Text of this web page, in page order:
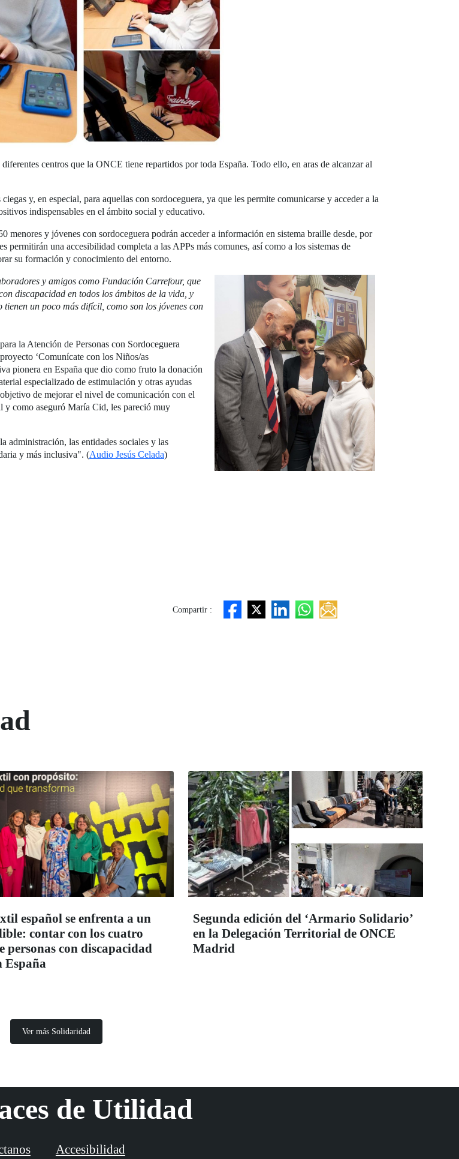
centros que la ONCE tiene repartidos por toda España. Todo ello, en aras de alcanzar al
y, en especial, para aquellas con sordoceguera, ya que les permite comunicarse y acceder a la
indispensables en el ámbito social y educativo.
y jóvenes con sordoceguera podrán acceder a información en sistema braille desde, por
una accesibilidad completa a las APPs más comunes, así como a los sistemas de
su formación y conocimiento del entorno.
y amigos como Fundación Carrefour, que
discapacidad en todos los ámbitos de la vida, y
un poco más difícil, como son los jóvenes con
la Atención de Personas con Sordoceguera
‘Comunícate con los Niños/as
pionera en España que dio como fruto la donación
especializado de estimulación y otras ayudas
de mejorar el nivel de comunicación con el
y como aseguró María Cid, les pareció muy
administración, las entidades sociales y las
y más inclusiva". (Audio Jesús Celada)
Compartir :
español se enfrenta a un
contar con los cuatro
personas con discapacidad
España
Segunda edición del ‘Armario Solidario’
en la Delegación Territorial de ONCE
Madrid
Ver más Solidaridad
de Utilidad
Accesibilidad